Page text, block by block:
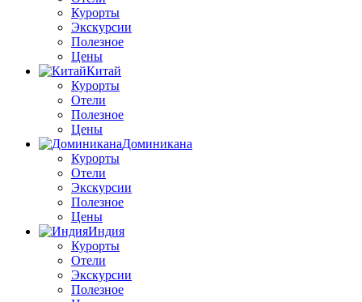
Курорты
Экскурсии
Полезное
Цены
Китай
Курорты
Отели
Полезное
Цены
Доминикана
Курорты
Отели
Экскурсии
Полезное
Цены
Индия
Курорты
Отели
Экскурсии
Полезное